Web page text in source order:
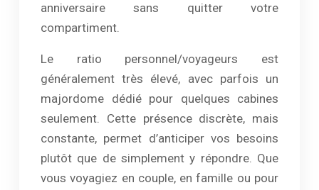
anniversaire sans quitter votre
compartiment.
Le ratio personnel/voyageurs est
généralement très élevé, avec parfois un
majordome dédié pour quelques cabines
seulement. Cette présence discrète, mais
constante, permet d’anticiper vos besoins
plutôt que de simplement y répondre. Que
vous voyagiez en couple, en famille ou pour